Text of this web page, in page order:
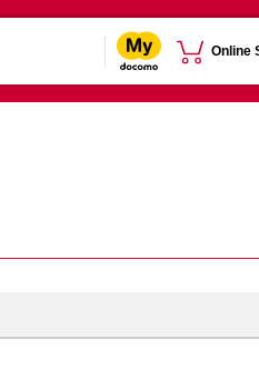
Online